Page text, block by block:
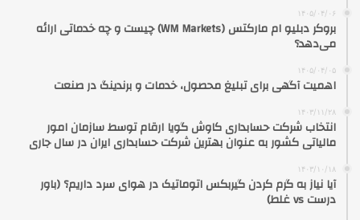
۱۴۰۵/۰۴/۰۶
بروکر دبلیو ام مارکتس (WM Markets) چیست و چه خدماتی ارائه
می‌دهد؟
۱۴۰۵/۰۴/۰۵
اهمیت آگهی برای تبلیغ محصول، خدمات و برندینگ در صنعت
۱۴۰۳/۱۱/۲۸
انتخاب شرکت حسابداری کاوش گویا ارقام توسط سازمان امور
مالیاتی کشور به عنوان بهترین شرکت حسابداری ایران در سال جاری
۱۴۰۳/۱۰/۱۸
آیا نیاز به گرم کردن گیربکس اتوماتیک در هوای سرد داریم؟ (باور
درست vs غلط)